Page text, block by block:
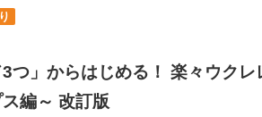
3つ」からはじめる！ 楽々ウク
編～ 改訂版